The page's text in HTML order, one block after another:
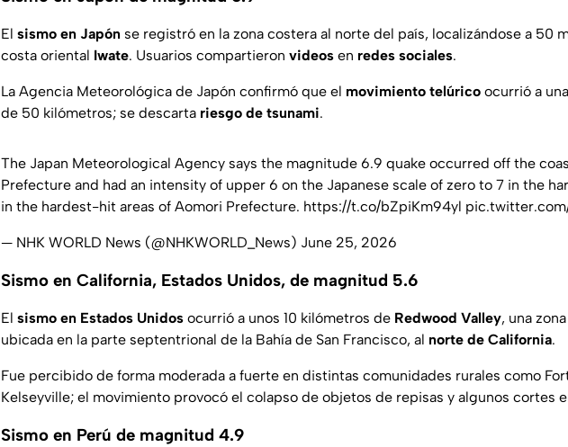
El sismo en Japón se registró en la zona costera al norte del país, localizándose a 50
costa oriental Iwate. Usuarios compartieron videos en redes sociales.
La Agencia Meteorológica de Japón confirmó que el movimiento telúrico ocurrió a
de 50 kilómetros; se descarta riesgo de tsunami.
The Japan Meteorological Agency says the magnitude 6.9 quake occurred off the
Prefecture and had an intensity of upper 6 on the Japanese scale of zero to 7 in the
in the hardest-hit areas of Aomori Prefecture. https://t.co/bZpiKm94yl
— NHK WORLD News (@NHKWORLD_News) June 25, 2026
Sismo en California, Estados Unidos, de magnitud 5.6
El sismo en Estados Unidos ocurrió a unos 10 kilómetros de Redwood Valley, una
ubicada en la parte septentrional de la Bahía de San Francisco, al norte de California.
Fue percibido de forma moderada a fuerte en distintas comunidades rurales como
Kelseyville; el movimiento provocó el colapso de objetos de repisas y algunos cortes
Sismo en Perú de magnitud 4.9